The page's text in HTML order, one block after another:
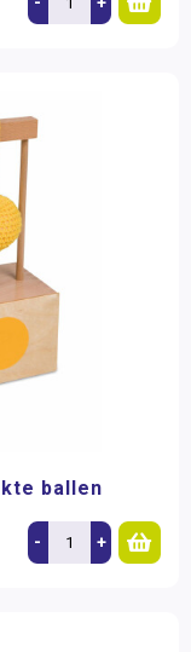
ballen
- +